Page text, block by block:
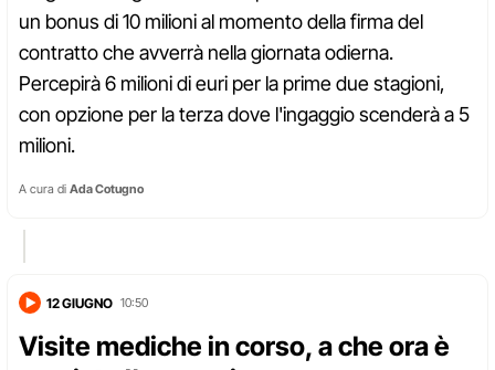
un bonus di 10 milioni al momento della firma del
contratto che avverrà nella giornata odierna.
Percepirà 6 milioni di euri per la prime due stagioni,
con opzione per la terza dove l'ingaggio scenderà a 5
milioni.
A cura di Ada Cotugno
12 GIUGNO 10:50
Visite mediche in corso, a che ora è